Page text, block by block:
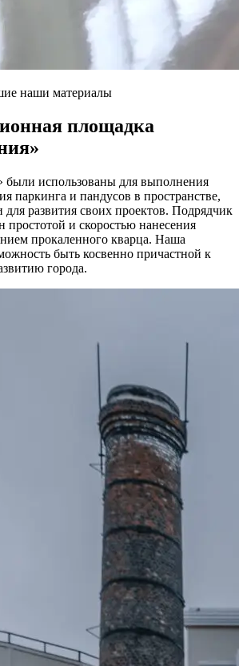
наши материалы
площадка
были использованы для выполнения
паркинга и пандусов в пространстве,
для развития своих проектов. Подрядчик
простотой и скоростью нанесения
прокаленного кварца. Наша
быть косвенно причастной к
города.